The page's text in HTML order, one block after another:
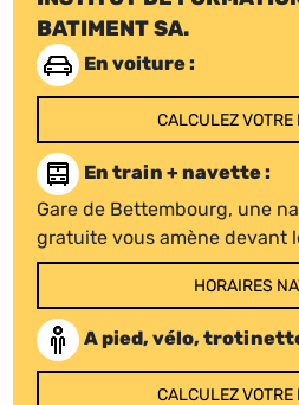
BATIMENT SA.
En voiture :
CALCULEZ VOTRE
En train + navette :
Gare de Bettembourg, une
gratuite vous amène devant
HORAIRES
A pied, vélo,
CALCULEZ VOTRE